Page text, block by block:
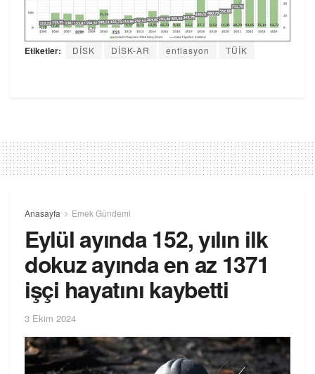
Etiketler: DİSK DİSK-AR enflasyon TÜİK
Anasayfa Emek Gündemi
Eylül ayında 152, yılın ilk
dokuz ayında en az 1371
işçi hayatını kaybetti
3 Ekim 2024